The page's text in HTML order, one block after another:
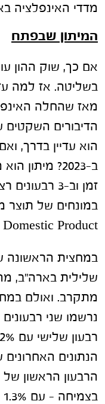
מדדי האינפלציה
המיתון שבפתח
אם כך, שוק ההון
בשליטה. אז למה
הדיבורים
הוא עדיין בדרך,
ב-2023?
זמן וב-3
במונחים של תוצר
Product).
שלילית בארה"ב,
מתקרב. ואולם
נרשמו שני
הנתונים האחרונים
בצמיחה – עם 1.3% בלבד.